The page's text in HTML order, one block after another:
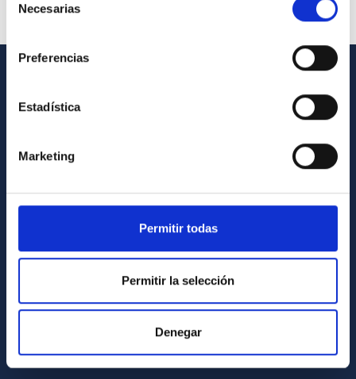
Necesarias
Preferencias
Estadística
Marketing
Permitir todas
Permitir la selección
Denegar
Cómo llegar al IAC
Biblioteca
Legislación
Código ético y política antifraude